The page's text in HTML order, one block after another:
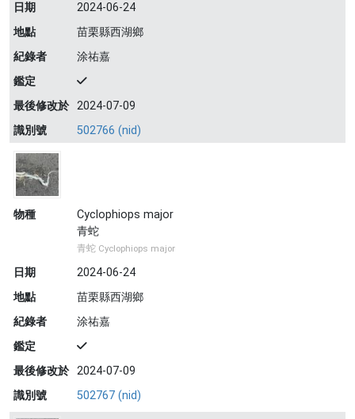
日期
2024-06-24
地點
苗栗縣西湖鄉
紀錄者
涂祐嘉
鑑定
最後修改於 2024-07-09
識別號
502766 (nid)
物種
Cyclophiops major
青蛇
青蛇 Cyclophiops major
日期
2024-06-24
地點
苗栗縣西湖鄉
紀錄者
涂祐嘉
鑑定
最後修改於 2024-07-09
識別號
502767 (nid)